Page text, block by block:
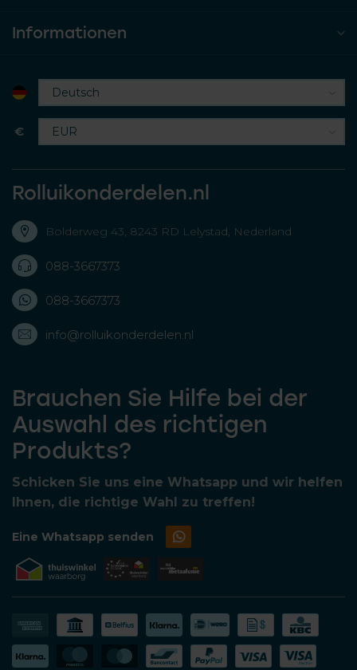
Informationen
€
Rolluikonderdelen.nl
Bolderweg 43, 8243 RD Lelystad, Nederland
088-3667373
088-3667373
info@rolluikonderdelen.nl
Brauchen Sie Hilfe bei der
Auswahl des richtigen
Produkts?
Schicken Sie uns eine Whatsapp und wir helfen
Ihnen, die richtige Wahl zu treffen!
Eine Whatsapp senden